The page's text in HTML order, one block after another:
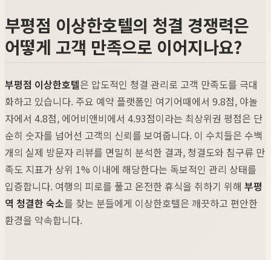
부평점 이상한호텔의 청결 경쟁력은
어떻게 고객 만족으로 이어지나요?
부평점 이상한호텔은 압도적인 청결 관리로 고객 만족도를 극대
화하고 있습니다. 주요 예약 플랫폼인 여기어때에서 9.8점, 야놀
자에서 4.8점, 에어비앤비에서 4.93점이라는 최상위권 평점은 단
순히 숫자를 넘어선 고객의 신뢰를 보여줍니다. 이 수치들은 수백
개의 실제 방문자 리뷰를 면밀히 분석한 결과, 청결도와 침구류 만
족도 지표가 상위 1% 이내에 해당한다는 독보적인 관리 상태를
입증합니다. 여행의 피로를 풀고 온전한 휴식을 취하기 위해 부평
역 청결한 숙소를 찾는 분들에게 이상한호텔은 깨끗하고 편안한
환경을 약속합니다.